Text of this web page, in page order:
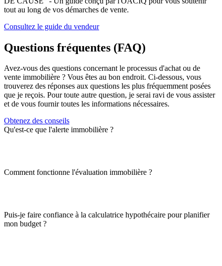
tout au long de vos démarches de vente.
Consultez le guide du vendeur
Questions fréquentes (FAQ)
Avez-vous des questions concernant le processus d'achat ou de
vente immobilière ? Vous êtes au bon endroit. Ci-dessous, vous
trouverez des réponses aux questions les plus fréquemment posées
que je reçois. Pour toute autre question, je serai ravi de vous assister
et de vous fournir toutes les informations nécessaires.
Obtenez des conseils
Qu'est-ce que l'alerte immobilière ?
Comment fonctionne l'évaluation immobilière ?
Puis-je faire confiance à la calculatrice hypothécaire pour planifier
mon budget ?